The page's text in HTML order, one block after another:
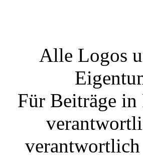
Alle Logos
Für Beiträge
verantwortlich